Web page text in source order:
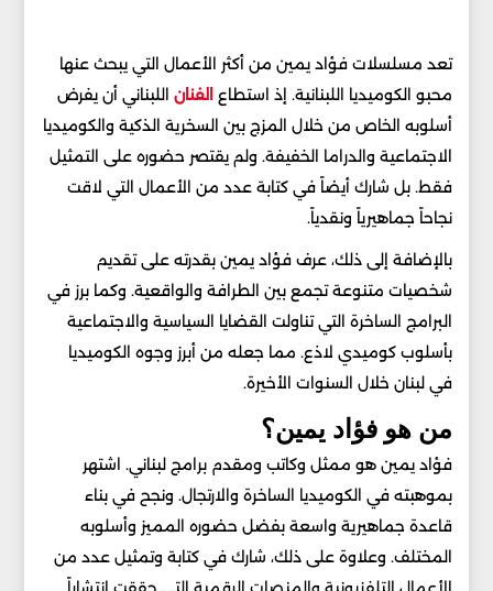
تعد مسلسلات فؤاد يمين من أكثر الأعمال التي يبحث عنها
محبو الكوميديا اللبنانية. إذ استطاع
الفنان اللبناني أن يفرض
أسلوبه الخاص من خلال المزج بين السخرية الذكية والكوميديا
الاجتماعية والدراما الخفيفة. ولم يقتصر حضوره على التمثيل
فقط. بل شارك أيضاً في كتابة عدد من الأعمال التي لاقت
نجاحاً جماهيرياً ونقدياً.
بالإضافة إلى ذلك، عرف فؤاد يمين بقدرته على تقديم
شخصيات متنوعة تجمع بين الطرافة والواقعية. وكما برز في
البرامج الساخرة التي تناولت القضايا السياسية والاجتماعية
بأسلوب كوميدي لاذع. مما جعله من أبرز وجوه الكوميديا
في لبنان خلال السنوات الأخيرة.
من هو فؤاد يمين؟
فؤاد يمين هو ممثل وكاتب ومقدم برامج لبناني. اشتهر
بموهبته في الكوميديا الساخرة والارتجال. ونجح في بناء
قاعدة جماهيرية واسعة بفضل حضوره المميز وأسلوبه
المختلف. وعلاوة على ذلك، شارك في كتابة وتمثيل عدد من